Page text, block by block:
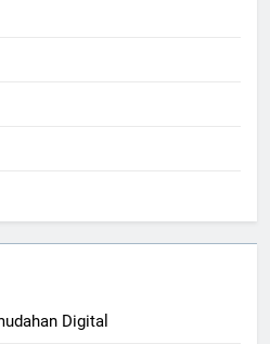
Digital